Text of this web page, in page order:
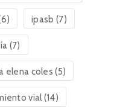
ipasb (7)
(7)
elena coles (5)
vial(14)